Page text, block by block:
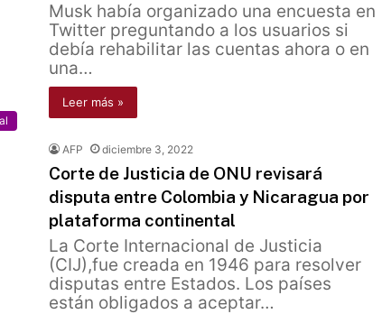
Musk había organizado una encuesta en
Twitter preguntando a los usuarios si
debía rehabilitar las cuentas ahora o en
una…
Leer más »
AFP diciembre 3, 2022
Corte de Justicia de ONU revisará
disputa entre Colombia y Nicaragua por
plataforma continental
La Corte Internacional de Justicia
(CIJ),fue creada en 1946 para resolver
disputas entre Estados. Los países
están obligados a aceptar…